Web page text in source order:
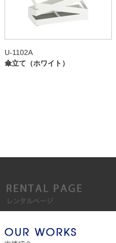
U-1102A
傘立て（ホワイト）